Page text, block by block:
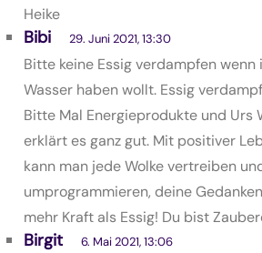
Heike
Bibi 29. Juni 2021, 13:30
Bitte keine Essig verdampfen wenn
Wasser haben wollt. Essig
Bitte Mal Energieprodukte und Urs
erklärt es ganz gut. Mit positiver
kann man jede Wolke vertreiben
umprogrammieren, deine
mehr Kraft als Essig! Du bist
Birgit 6. Mai 2021, 13:06